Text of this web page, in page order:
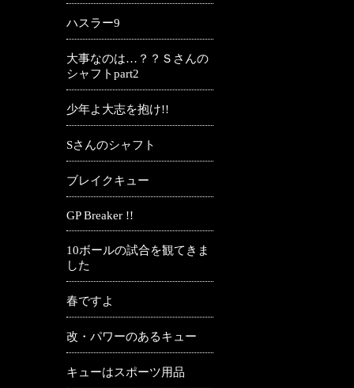
ハスラー9
大事なのは…？？Ｓさんの
シャフトpart2
少年よ大志を抱け!!
Sさんのシャフト
ブレイクキュー
GP Breaker !!
10ボールの試合を観てきま
した
春ですよ
改・パワーのあるキュー
キューはスポーツ用品